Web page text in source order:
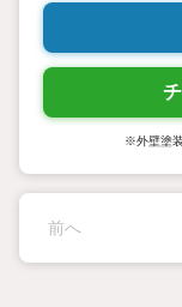
※外壁塗装
前へ